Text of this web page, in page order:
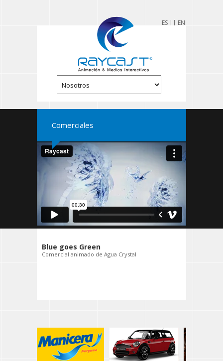
Comerciales
ES | | EN
Blue goes Green
Comercial animado de Agua Crystal